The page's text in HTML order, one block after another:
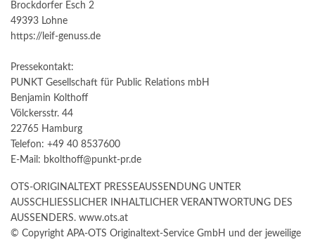
Brockdorfer Esch 2
49393 Lohne
https://leif-genuss.de
Pressekontakt:
PUNKT Gesellschaft für Public Relations mbH
Benjamin Kolthoff
Völckersstr. 44
22765 Hamburg
Telefon: +49 40 8537600
E-Mail: bkolthoff@punkt-pr.de
OTS-ORIGINALTEXT PRESSEAUSSENDUNG UNTER
AUSSCHLIESSLICHER INHALTLICHER VERANTWORTUNG DES
AUSSENDERS. www.ots.at
© Copyright APA-OTS Originaltext-Service GmbH und der jeweilige